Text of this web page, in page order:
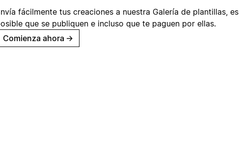
fácilmente tus creaciones a nuestra Galería de plantillas, es
que se publiquen e incluso que te paguen por ellas.
Comienza ahora →